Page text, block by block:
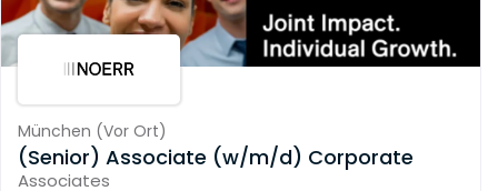
München (Vor Ort)
(Senior) Associate (w/m/d) Corporate
Associates